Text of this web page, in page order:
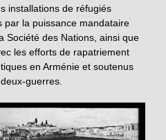
installations de réfugiés
par la puissance mandataire
Société des Nations, ainsi que
les efforts de rapatriement
en Arménie et soutenus
guerres.